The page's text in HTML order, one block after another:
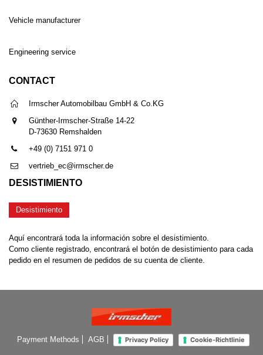
Vehicle manufacturer
Engineering service
CONTACT
Irmscher Automobilbau GmbH & Co.KG
Günther-Irmscher-Straße 14-22
D-73630 Remshalden
+49 (0) 7151 971 0
vertrieb_ec@irmscher.de
DESISTIMIENTO
Desistimiento
Aquí encontrará toda la información sobre el desistimiento.
Como cliente registrado, encontrará el botón de desistimiento para cada
pedido en el resumen de pedidos de su cuenta de cliente.
Payment Methods AGB Privacy Policy Cookie-Richtlinie